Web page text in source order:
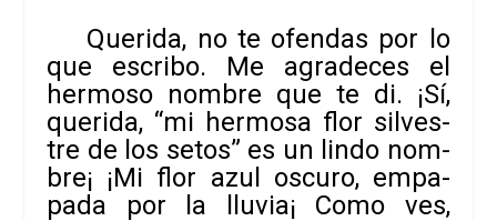
Que­rida, no te ofen­das por lo
que escribo. Me agra­de­ces el
her­moso nom­bre que te di. ¡Sí,
que­rida, “mi her­mosa flor sil­ves­
tre de los setos” es un lindo nom­
bre¡ ¡Mi flor azul oscuro, empa­
pada por la llu­via¡ Como ves,